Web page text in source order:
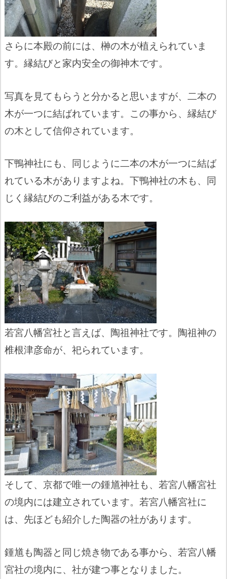
さらに本殿の前には、榊の木が植えられていま
す。縁結びと家内安全の御神木です。
写真を見てもらうと分かると思いますが、二本の
木が一つに結ばれています。この事から、縁結び
の木として信仰されています。
下鴨神社にも、同じように二本の木が一つに結ば
れている木がありますよね。下鴨神社の木も、同
じく縁結びのご利益がある木です。
若宮八幡宮社と言えば、陶祖神社です。陶祖神の
椎根津彦命が、祀られています。
そして、京都で唯一の鍾馗神社も、若宮八幡宮社
の境内には建立されています。若宮八幡宮社に
は、先ほども紹介した陶器の社があります。
鍾馗も陶器と同じ焼き物である事から、若宮八幡
宮社の境内に、社が建つ事となりました。